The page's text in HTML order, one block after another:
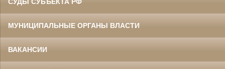
МУНИЦИПАЛЬНЫЕ ОРГАНЫ ВЛАСТИ
ВАКАНСИИ